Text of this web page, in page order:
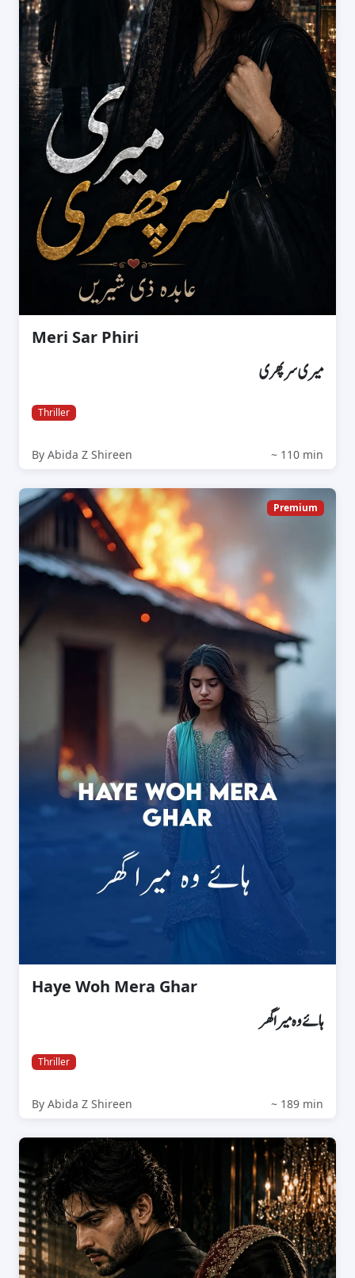
Meri Sar Phiri
میری سرپھری
Thriller
By Abida Z Shireen ~ 110 min
Premium
Haye Woh Mera Ghar
ہائے وہ میرا گھر
Thriller
By Abida Z Shireen ~ 189 min